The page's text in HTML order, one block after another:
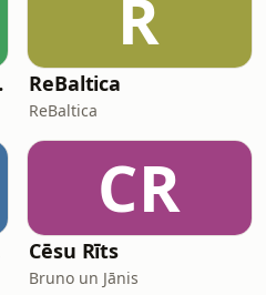
R
ReBaltica
ReBaltica
CR
Cēsu Rīts
Bruno un Jānis